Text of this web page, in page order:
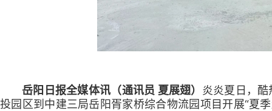
岳阳日报全媒体讯（通讯员 夏展翅） 炎炎夏日，
投园区到中建三局岳阳胥家桥综合物流园项目开展“夏